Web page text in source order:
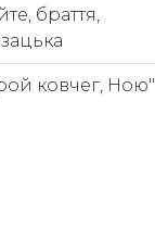
браття,
ковчег, Ною"